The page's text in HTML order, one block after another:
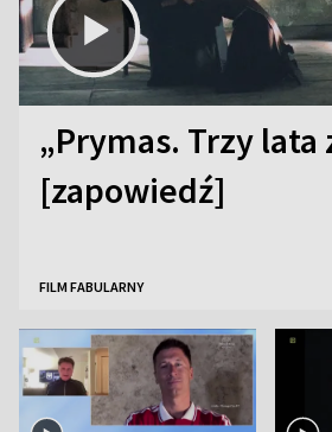
„Prymas. Trzy lata
[zapowiedź]
FILM FABULARNY